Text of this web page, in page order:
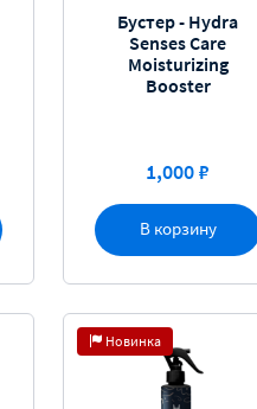
В корзину
Бустер - Hydra
Senses Care
Moisturizing
Booster
1,000 ₽
Новинка